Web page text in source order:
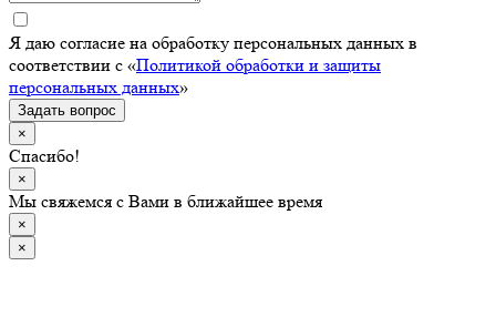
Я даю согласие на обработку персональных данных в
соответствии с «Политикой обработки и защиты
персональных данных»
Задать вопрос
×
Спасибо!
×
Мы свяжемся с Вами в ближайшее время
×
×